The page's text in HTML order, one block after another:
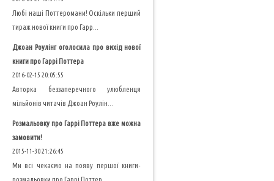
Любі наші Поттеромани! Оскільки перший
тираж нової книги про Гарр...
Джоан Роулінг оголосила про вихід нової
книги про Гаррі Поттера
2016-02-15 20:05:55
Авторка беззаперечного улюбленця
мільйонів читачів Джоан Роулін...
Розмальовку про Гаррі Поттера вже можна
замовити!
2015-11-30 21:26:45
Ми всі чекаємо на появу першої книги-